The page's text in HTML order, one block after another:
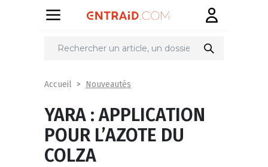
Partager
Accueil Nouveautés
YARA : APPLICATION
POUR L’AZOTE DU
COLZA